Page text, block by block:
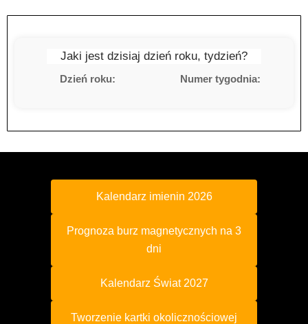
Jaki jest dzisiaj dzień roku, tydzień?
Dzień roku: Numer tygodnia:
Kalendarz imienin 2026
Prognoza burz magnetycznych na 3
dni
Kalendarz Świat 2027
Tworzenie kartki okolicznościowej